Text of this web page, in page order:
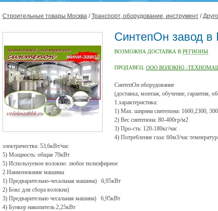
Строительные товары Москва /Транспорт, оборудование, инструмент /
СинтепОн завод в
ВОЗМОЖНА ДОСТАВКА В РЕГИОНЫ
ПРОДАВЕЦ: ООО ВОЛОКНО -
СинтепОн оборудование
(доставка, монтаж, обучение, гарантия,
1.характеристика:
1) Мах. ширина синтепона: 1600,2300,
2) Вес синтепона: 80-400гр/м2
3) Про-сть: 120-180кг/час
4) Потребление газа: 60м3/час
электричества: 53,6кВт/час
5) Мощность: общая 70кВт
5) Используемое волокно: любое полиэфирное
2.Наименование машины
1) Предварительно-чесальная машина) 6,95кВт
2) Бокс для сбора волокна)
3) Предварительно чесальная машина) 6,95кВт
4) Бункер накопитель 2,25кВт